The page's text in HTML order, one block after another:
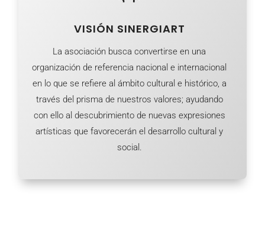
VISIÓN SINERGIART
La asociación busca convertirse en una
organización de referencia nacional e internacional
en lo que se refiere al ámbito cultural e histórico, a
través del prisma de nuestros valores; ayudando
con ello al descubrimiento de nuevas expresiones
artísticas que favorecerán el desarrollo cultural y
social.